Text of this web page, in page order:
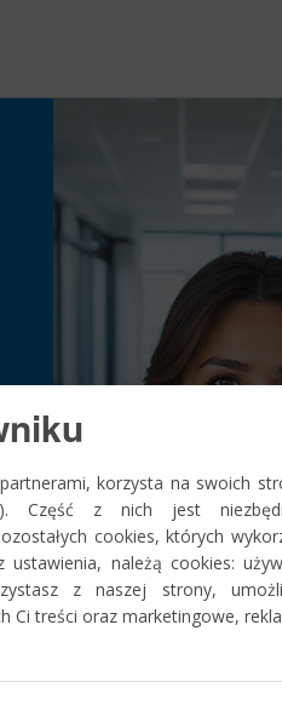
przedsiębiorstwem
można łatwo rozbudować i
korzysta na swoich
Część z nich jest
cookies, których
ustawienia, należą cookies:
z naszej strony,
Ci treści oraz marketingowe,